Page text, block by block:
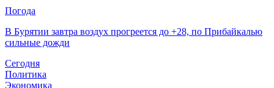
Погода
В Бурятии завтра воздух прогреется до +28, по Прибайкалью
сильные дожди
Сегодня
Политика
Экономика